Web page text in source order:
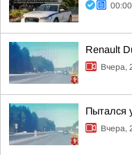
00:00
Renault
Вчера,
Пытался
Вчера,